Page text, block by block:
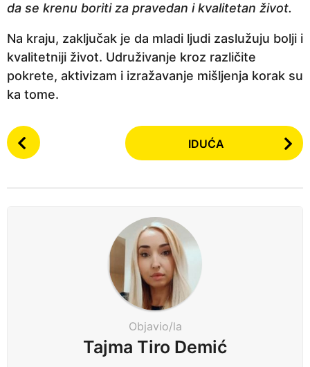
da se krenu boriti za pravedan i kvalitetan život.
Na kraju, zaključak je da mladi ljudi zaslužuju bolji i
kvalitetniji život. Udruživanje kroz različite
pokrete, aktivizam i izražavanje mišljenja korak su
ka tome.
P
o
IDUĆA
Objavio/la
Tajma Tiro Demić